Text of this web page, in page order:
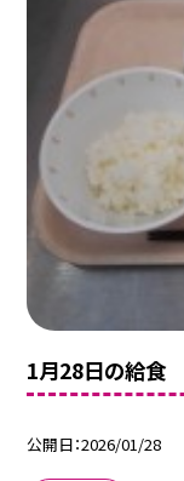
1月28日の給食
公開日 2026/01/28